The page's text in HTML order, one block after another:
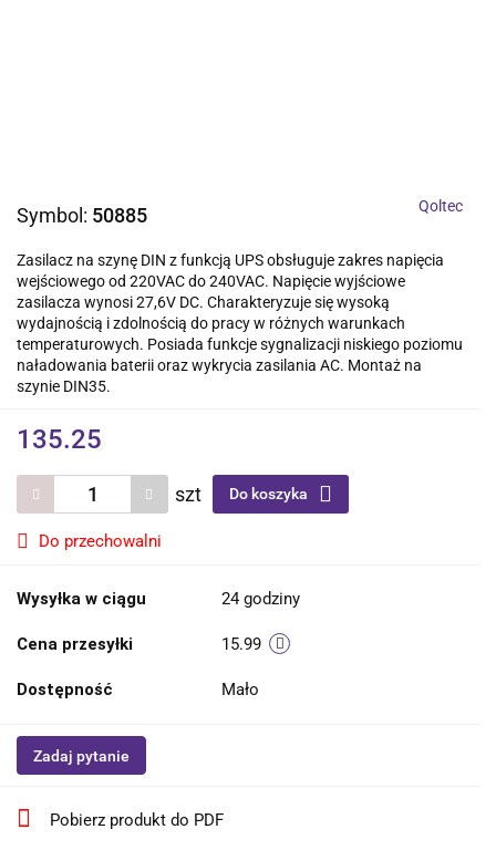
Symbol: 50885 Qoltec
Zasilacz na szynę DIN z funkcją UPS obsługuje zakres napięcia
wejściowego od 220VAC do 240VAC. Napięcie wyjściowe
zasilacza wynosi 27,6V DC. Charakteryzuje się wysoką
wydajnością i zdolnością do pracy w różnych warunkach
temperaturowych. Posiada funkcje sygnalizacji niskiego poziomu
naładowania baterii oraz wykrycia zasilania AC. Montaż na
szynie DIN35.
135.25
szt Do koszyka
Do przechowalni
Wysyłka w ciągu 24 godziny
Cena przesyłki 15.99
Dostępność Mało
Zadaj pytanie
Pobierz produkt do PDF